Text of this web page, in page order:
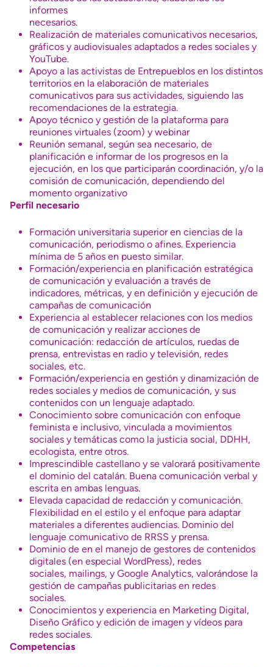
informes
necesarios.
Realización de materiales comunicativos necesarios,
gráficos y audiovisuales adaptados a redes sociales y
YouTube.
Apoyo a las activistas de Entrepueblos en los distintos
territorios en la elaboración de materiales
comunicativos para sus actividades, siguiendo las
recomendaciones de la estrategia.
Apoyo técnico y gestión de la plataforma para
reuniones virtuales (zoom) y webinar
Reunión semanal, según sea necesario, de
planificación e informar de los progresos en la
ejecución, en los que participarán coordinación, y/o la
comisión de comunicación, dependiendo del
momento organizativo
Perfil necesario
Formación universitaria superior en ciencias de la
comunicación, periodismo o afines. Experiencia
mínima de 5 años en puesto similar.
Formación/experiencia en planificación estratégica
de comunicación y evaluación a través de
indicadores, métricas, y en definición y ejecución de
campañas de comunicación
Experiencia al establecer relaciones con los medios
de comunicación y realizar acciones de
comunicación: redacción de artículos, ruedas de
prensa, entrevistas en radio y televisión, redes
sociales, etc.
Formación/experiencia en gestión y dinamización de
redes sociales y medios de comunicación, y sus
contenidos con un lenguaje adaptado.
Conocimiento sobre comunicación con enfoque
feminista e inclusivo, vinculada a movimientos
sociales y temáticas como la justicia social, DDHH,
ecologista, entre otros.
Imprescindible castellano y se valorará positivamente
el dominio del catalán. Buena comunicación verbal y
escrita en ambas lenguas.
Elevada capacidad de redacción y comunicación.
Flexibilidad en el estilo y el enfoque para adaptar
materiales a diferentes audiencias. Dominio del
lenguaje comunicativo de RRSS y prensa.
Dominio de en el manejo de gestores de contenidos
digitales (en especial WordPress), redes
sociales, mailings, y Google Analytics, valorándose la
gestión de campañas publicitarias en redes
sociales.
Conocimientos y experiencia en Marketing Digital,
Diseño Gráfico y edición de imagen y vídeos para
redes sociales.
Competencias